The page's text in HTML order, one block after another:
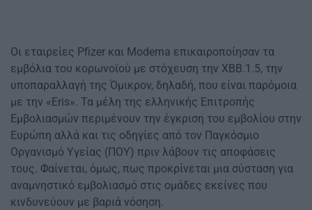
Οι εταιρείες Pfizer και Moderna επικαιροποίησαν τα
εμβόλια του κορωνοϊού με στόχευση την XBB.1.5, την
υποπαραλλαγή της Όμικρον, δηλαδή, που είναι παρόμοια
με την «Eris». Τα μέλη της ελληνικής Επιτροπής
Εμβολιασμών περιμένουν την έγκριση του εμβολίου στην
Ευρώπη αλλά και τις οδηγίες από τον Παγκόσμιο
Οργανισμό Υγείας (ΠΟΥ) πριν λάβουν τις αποφάσεις
τους. Φαίνεται, όμως, πως προκρίνεται μια σύσταση για
αναμνηστικό εμβολιασμό στις ομάδες εκείνες που
κινδυνεύουν με βαριά νόσηση.